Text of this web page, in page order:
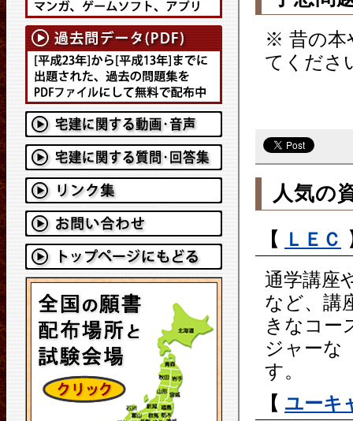
※ 昔の本
てくださ
人気の
【 ＬＥＣ
通学講座
など、講
きなコー
ジャーな
す。
【 ユーキ